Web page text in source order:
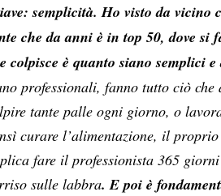
semplicità. Ho visto da vicino
che da anni è in top 50, dove
colpisce è quanto siano semplici
professionali, fanno tutto ciò che
tante palle ogni giorno, o
curare l’alimentazione, il
fare il professionista 365
sulle labbra. E poi è